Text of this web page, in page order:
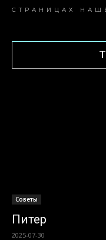
СТРАНИЦАХ
Советы
Питер
2025-07-30